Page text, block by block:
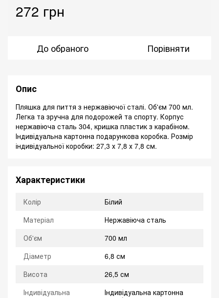
272 грн
До обраного Порівняти
Опис
Пляшка для пиття з нержавіючої сталі. Об'єм 700 мл.
Легка та зручна для подорожей та спорту. Корпус
нержавіюча сталь 304, кришка пластик з карабіном.
Індивідуальна картонна подарункова коробка. Розмір
індивідуальної коробки: 27,3 х 7,8 х 7,8 см.
Характеристики
Колір
Білий
Матеріал
Нержавіюча сталь
Об'єм
700 мл
Діаметр
6,8 см
Висота
26,5 см
Індивідуальна
Індивідуальна картонна